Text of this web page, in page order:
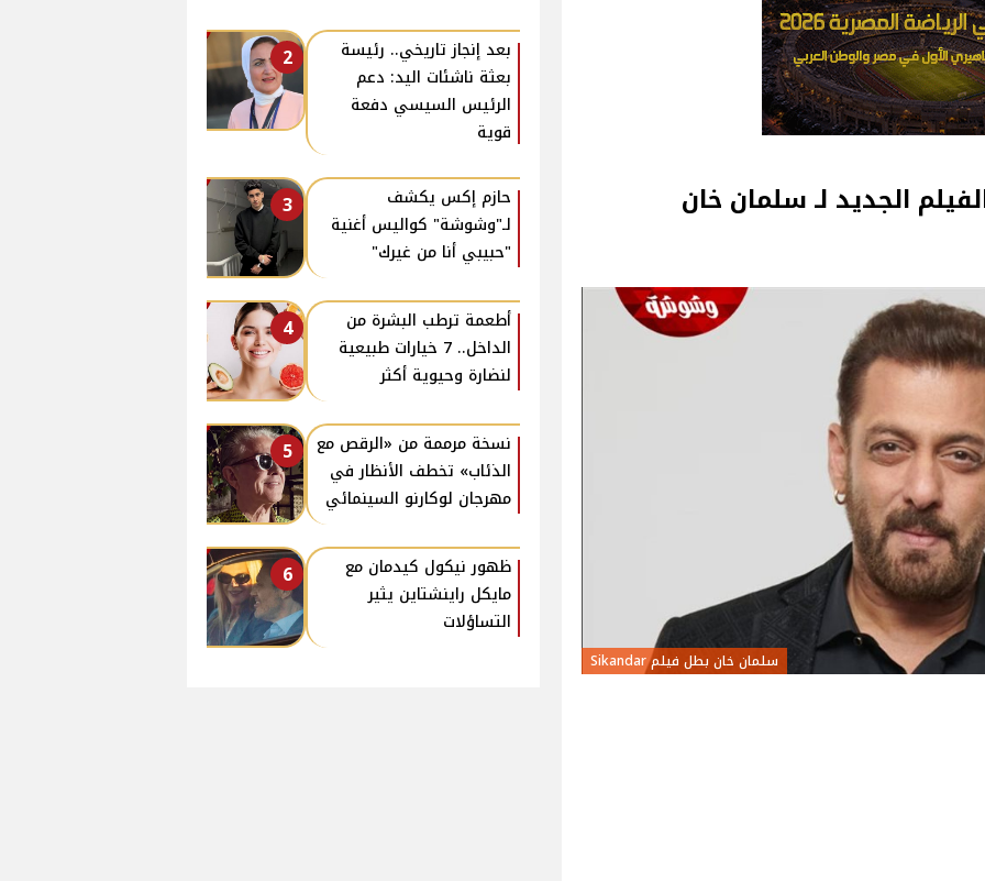
الجديد لـ سلمان خان
سلمان خان بطل فيلم Sikandar
2
بعد إنجاز تاريخي.. رئيسة
بعثة ناشئات اليد: دعم
الرئيس السيسي دفعة
قوية
3
حازم إكس يكشف
لـ"وشوشة" كواليس أغنية
"حبيبي أنا من غيرك"
4
أطعمة ترطب البشرة من
الداخل.. 7 خيارات طبيعية
لنضارة وحيوية أكثر
5
نسخة مرممة من «الرقص مع
الذئاب» تخطف الأنظار في
مهرجان لوكارنو السينمائي
6
ظهور نيكول كيدمان مع
مايكل راينشتاين يثير
التساؤلات